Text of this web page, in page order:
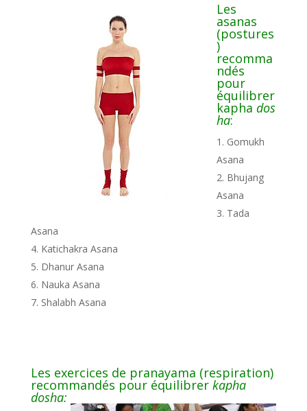
Les
asanas
(postures
)
recomma
ndés
pour
équilibrer
kapha dos
ha:
Gomukh
Asana
Bhujang
Asana
Tada
Asana
Katichakra Asana
Dhanur Asana
Nauka Asana
Shalabh Asana
Les exercices de pranayama (respiration)
recommandés pour équilibrer kapha
dosha: